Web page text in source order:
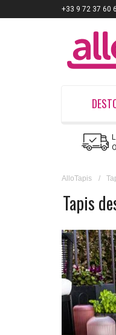
AlloTapis /
Tapis
+33 9 72 37 60